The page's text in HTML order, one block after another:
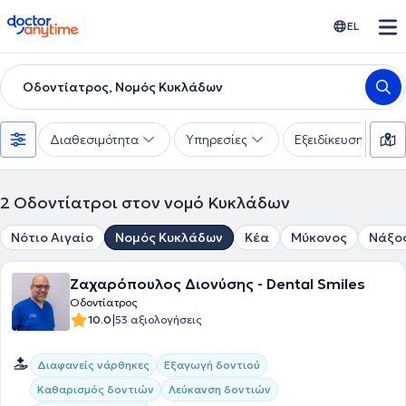
doctoranytime EL
Οδοντίατρος, Νομός Κυκλάδων
Διαθεσιμότητα Υπηρεσίες Εξειδίκευση
2 Οδοντίατροι στον νομό Κυκλάδων
Νότιο Αιγαίο Νομός Κυκλάδων Κέα Μύκονος
Ζαχαρόπουλος Διονύσης - Dental Smiles
Οδοντίατρος
10.0|53 αξιολογήσεις
Διαφανείς νάρθηκες
Εξαγωγή δοντιού
Καθαρισμός δοντιών
Λεύκανση δοντιών